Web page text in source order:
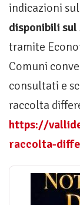
indicazioni
disponibili
tramite
Comuni
consultati e
raccolta
https://
raccolta-